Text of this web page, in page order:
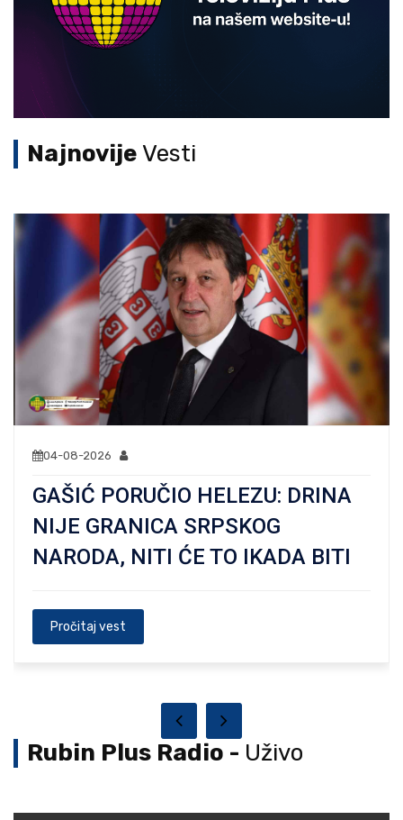
Najnovije Vesti
04-08-2026
GAŠIĆ PORUČIO HELEZU: DRINA
NIJE GRANICA SRPSKOG
NARODA, NITI ĆE TO IKADA BITI
Pročitaj vest
Rubin Plus Radio - Uživo